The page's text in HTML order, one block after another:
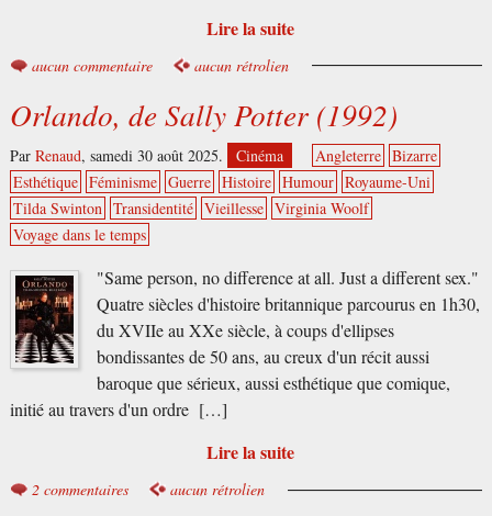
Lire la suite
aucun commentaire aucun rétrolien
Orlando, de Sally Potter (1992)
Par Renaud, samedi 30 août 2025. Cinéma Angleterre Bizarre
Esthétique Féminisme Guerre Histoire Humour Royaume-Uni
Tilda Swinton Transidentité Vieillesse Virginia Woolf
Voyage dans le temps
"Same person, no difference at all. Just a different sex."
Quatre siècles d'histoire britannique parcourus en 1h30,
du XVIIe au XXe siècle, à coups d'ellipses
bondissantes de 50 ans, au creux d'un récit aussi
baroque que sérieux, aussi esthétique que comique,
initié au travers d'un ordre […]
Lire la suite
2 commentaires aucun rétrolien